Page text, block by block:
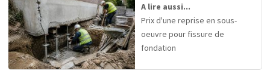
A lire aussi...
Prix d'une reprise en sous-
oeuvre pour fissure de
fondation